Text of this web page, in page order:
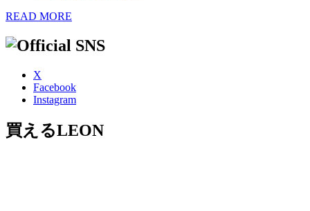
READ MORE
X
Facebook
Instagram
買えるLEON